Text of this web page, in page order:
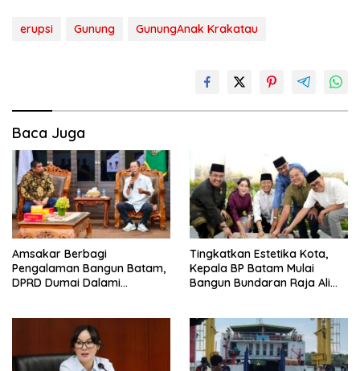
erupsi Gunung GunungAnak Krakatau
Baca Juga
Amsakar Berbagi
Pengalaman Bangun Batam,
DPRD Dumai Dalami
Tingkatkan Estetika Kota,
Kepala BP Batam Mulai
Bangun Bundaran Raja Ali